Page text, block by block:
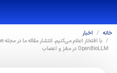
خانه
اخبار
‎OpenBioLLM‎ در مغز و اعصاب